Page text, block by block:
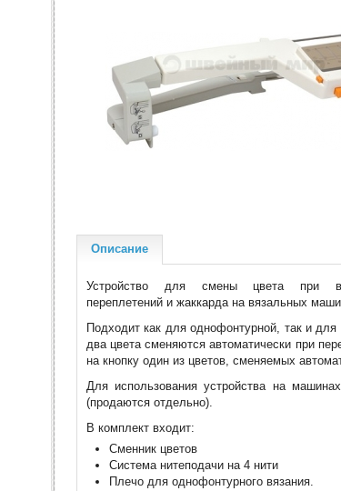
Описание
Устройство для смены цвета при
переплетений и жаккарда на вязальных
Подходит как для однофонтурной, так и
два цвета сменяются автоматически при
на кнопку один из цветов, сменяемых
Для использования устройства на
(продаются отдельно).
В комплект входит:
Сменник цветов
Система нитеподачи на 4 нити
Плечо для однофонтурного вязания.